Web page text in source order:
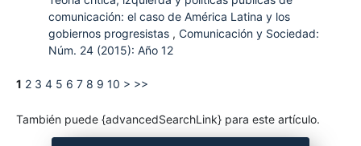
comunicación: el caso de América Latina y los
gobiernos progresistas , Comunicación y Sociedad:
Núm. 24 (2015): Año 12
1 2 3 4 5 6 7 8 9 10 > >>
También puede {advancedSearchLink} para este artículo.